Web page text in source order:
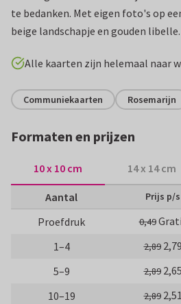
te bedanken. Met eigen foto's op
beige landschapje en gouden libelle.
Alle kaarten zijn helemaal naar
Communiekaarten Rosemarijn
Formaten en prijzen
10 x 10 cm 14 x 14 cm
Aantal Prijs p/s
Proefdruk 0,49
1–4
2,89 2,79
5–9
2,89 2,65
10–19
2,89 2,51